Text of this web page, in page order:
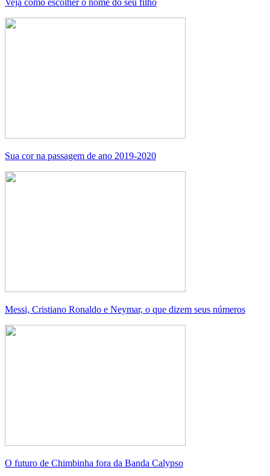
Sua cor na passagem de ano 2019-2020
Messi, Cristiano Ronaldo e Neymar, o que dizem seus números
O futuro de Chimbinha fora da Banda Calypso